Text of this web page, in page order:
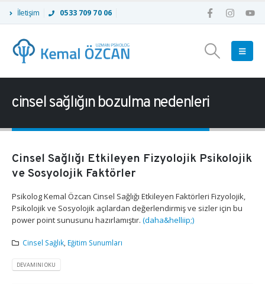
İletişim 0533 709 70 06
cinsel sağlığın bozulma nedenleri
Cinsel Sağlığı Etkileyen Fizyolojik Psikolojik
ve Sosyolojik Faktörler
Psikolog Kemal Özcan Cinsel Sağlığı Etkileyen Faktörleri Fizyolojik,
Psikolojik ve Sosyolojik açılardan değerlendirmiş ve sizler için bu
power point sunusunu hazırlamıştır. (daha&helliip;)
Cinsel Sağlık, Eğitim Sunumları
DEVAMINI OKU